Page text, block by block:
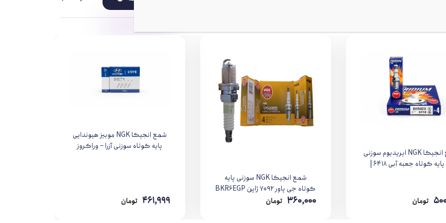
و اقتصادی متعددی دارد که آن را به انتخابی هوشمندانه تبدیل می‌کند:
شمع انجیکا NGK ایریدیوم سوزنی
IX پایه کوتاه جعبه آبی ۶۴۱۸ |
تومان
شمع انجیکا NGK سوزنی پایه
کوتاه جی پاور ۷۰۹۲ ژاپن BKR6EGP
360,000 تومان
شمع انجیکا NGK موبیز هیوندایی
پایه کوتاه سوزنی آزرا – وراکروز
461,999 تومان